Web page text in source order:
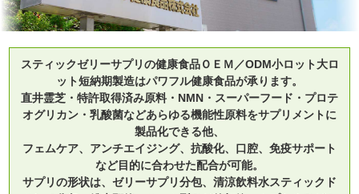
自社健康食品
企業情報
スティックゼリーサプリの健康食品ＯＥＭ／ODM小ロット大ロ
ット短納期製造はパワフル健康食品が承ります。
直井霊芝・特許取得済み原料・NMN・スーパーフード・プロテ
オグリカン・乳酸菌などあらゆる機能性原料をサプリメントに
製品化できる他、
フェムケア、アンチエイジング、抗酸化、口腔、免疫サポート
など目的に合わせた配合が可能。
サプリの形状は、ゼリーサプリ分包、清涼飲料水スティックド